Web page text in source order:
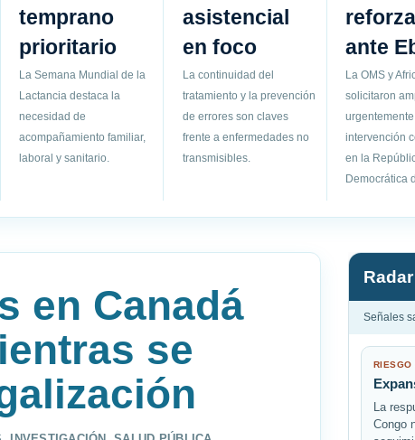
temprano
prioritario
La Semana Mundial de la
Lactancia destaca la
necesidad de
acompañamiento familiar,
laboral y sanitario.
asistencial
en foco
La continuidad del
tratamiento y la prevención
de errores son claves
frente a enfermedades no
transmisibles.
ante
La OMS y
solicitaron
intervención
en la
Democrática
en Canadá
se
Señales
RIESGO
La
Congo